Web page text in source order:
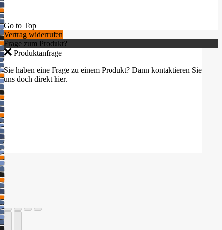
Go to Top
Vertrag widerrufen
Frage zum Produkt?
Produktanfrage
Sie haben eine Frage zu einem Produkt? Dann kontaktieren Sie
uns doch direkt hier.